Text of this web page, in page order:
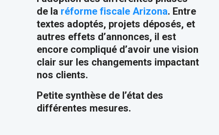
de la réforme fiscale Arizona. Entre
textes adoptés, projets déposés, et
autres effets d’annonces, il est
encore compliqué d’avoir une vision
clair sur les changements impactant
nos clients.
Petite synthèse de l’état des
différentes mesures.